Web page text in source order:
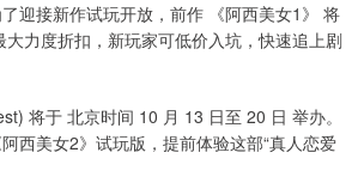
迎接新作试玩开放，前作 《阿西美女1》 将
力度折扣，新玩家可低价入坑，快速追上剧
将于 北京时间 10 月 13 日至 20 日 举办。
西美女2》试玩版，提前体验这部“真人恋爱